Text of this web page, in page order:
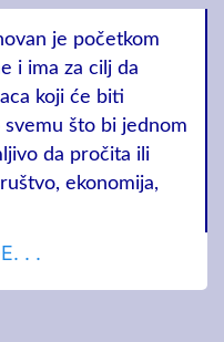
je početkom
i ima za cilj da
koji će biti
što bi jednom
da pročita ili
ekonomija,
. .